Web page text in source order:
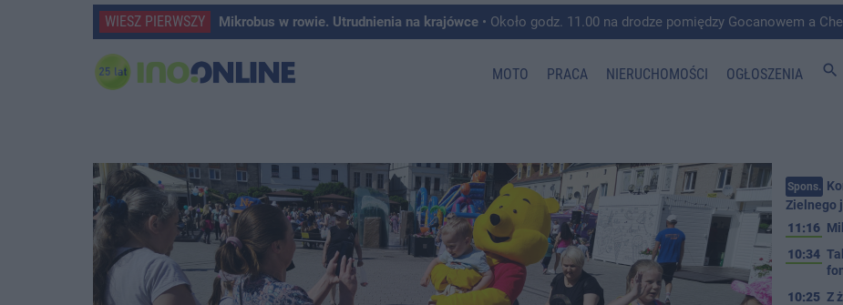
WIESZ PIERWSZY Mikrobus w rowie. Utrudnienia na krajówce • Około godz. 11.00 na drodze pomiędzy Gocanowem a Chełmiczkami w
MOTO PRACA NIERUCHOMOŚCI OGŁOSZENIA search
Spons.
Zielnego
11:16
10:34
10:25 Z